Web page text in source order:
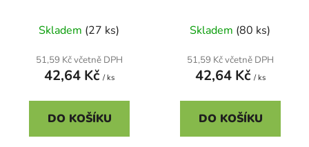
Skladem (27 ks)
51,59 Kč včetně DPH
42,64 Kč / ks
DO KOŠÍKU
Skladem (80 ks)
51,59 Kč včetně DPH
42,64 Kč / ks
DO KOŠÍKU